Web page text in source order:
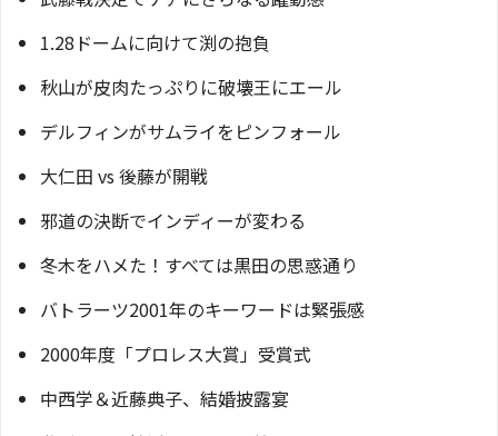
1.28ドームに向けて渕の抱負
秋山が皮肉たっぷりに破壊王にエール
デルフィンがサムライをピンフォール
大仁田 vs 後藤が開戦
邪道の決断でインディーが変わる
冬木をハメた！すべては黒田の思惑通り
バトラーツ2001年のキーワードは緊張感
2000年度「プロレス大賞」受賞式
中西学＆近藤典子、結婚披露宴